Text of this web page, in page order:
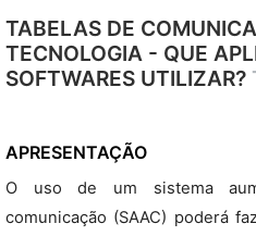
TABELAS DE
TECNOLOGIA - QUE
SOFTWARES UTILIZAR?
APRESENTAÇÃO
O uso de um sistema
comunicação (SAAC) poderá